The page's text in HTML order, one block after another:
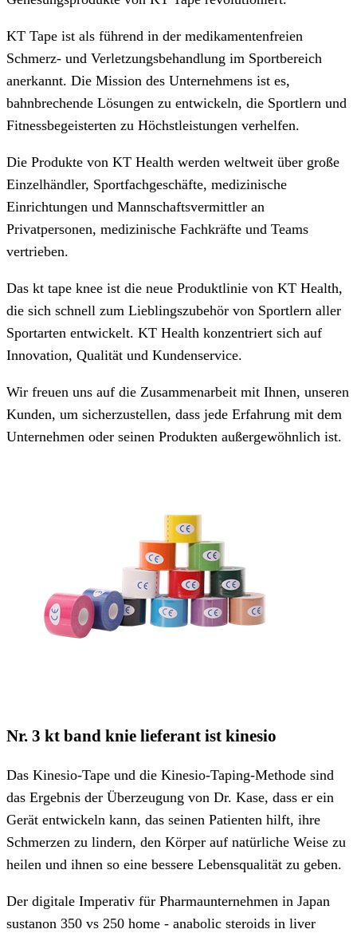
KT Tape ist als führend in der medikamentenfreien
Schmerz- und Verletzungsbehandlung im Sportbereich
anerkannt. Die Mission des Unternehmens ist es,
bahnbrechende Lösungen zu entwickeln, die Sportlern und
Fitnessbegeisterten zu Höchstleistungen verhelfen.
Die Produkte von KT Health werden weltweit über große
Einzelhändler, Sportfachgeschäfte, medizinische
Einrichtungen und Mannschaftsvermittler an
Privatpersonen, medizinische Fachkräfte und Teams
vertrieben.
Das kt tape knee ist die neue Produktlinie von KT Health,
die sich schnell zum Lieblingszubehör von Sportlern aller
Sportarten entwickelt. KT Health konzentriert sich auf
Innovation, Qualität und Kundenservice.
Wir freuen uns auf die Zusammenarbeit mit Ihnen, unseren
Kunden, um sicherzustellen, dass jede Erfahrung mit dem
Unternehmen oder seinen Produkten außergewöhnlich ist.
Nr. 3 kt band knie lieferant ist kinesio
Das Kinesio-Tape und die Kinesio-Taping-Methode sind
das Ergebnis der Überzeugung von Dr. Kase, dass er ein
Gerät entwickeln kann, das seinen Patienten hilft, ihre
Schmerzen zu lindern, den Körper auf natürliche Weise zu
heilen und ihnen so eine bessere Lebensqualität zu geben.
Der digitale Imperativ für Pharmaunternehmen in Japan
sustanon 350 vs 250 home - anabolic steroids in liver